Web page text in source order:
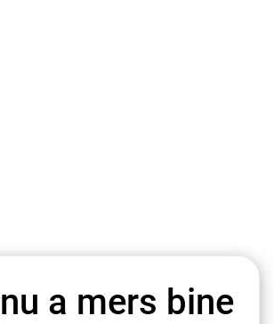
a mers bine